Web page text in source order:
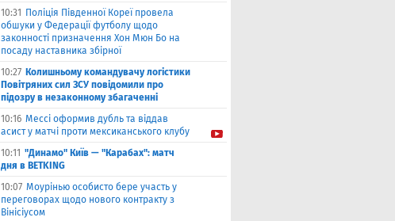
10:31
Поліція Південної Кореї провела
обшуки у Федерації футболу щодо
законності призначення Хон Мюн Бо на
посаду наставника збірної
10:27 Колишньому командувачу логістики
Повітряних сил ЗСУ повідомили про
підозру в незаконному збагаченні
10:16 Мессі оформив дубль та віддав
асист у матчі проти мексиканського клубу
10:11 "Динамо" Київ — "Карабах": матч
дня в BETKING
10:07 Моурінью особисто бере участь у
переговорах щодо нового контракту з
Вінісіусом